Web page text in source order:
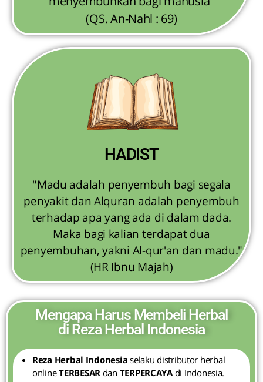
(QS. An-Nahl : 69)
HADIST
"Madu adalah penyembuh bagi segala
penyakit dan Alquran adalah penyembuh
terhadap apa yang ada di dalam dada.
Maka bagi kalian terdapat dua
penyembuhan, yakni Al-qur'an dan madu."
(HR Ibnu Majah)
Mengapa Harus Membeli Herbal
di Reza Herbal Indonesia
Reza Herbal Indonesia selaku distributor herbal
onlineTERBESARdan TERPERCAYAdi Indonesia.